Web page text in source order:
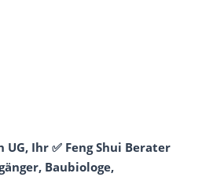
Ihr ✅ Feng Shui Berater
Baubiologe,